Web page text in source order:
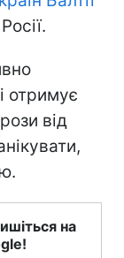
отримує
від
на